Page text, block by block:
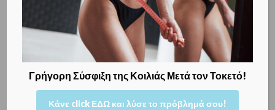
Δρ ΜΕΝΕΛΑΟΣ ΚΩΝ. ΛΥΓΝΟΣ, MSc, PhD
ΜΑΙΕΥΤΗΡ ΧΕΙΡΟΥΡΓΟΣ ΓΥΝΑΙΚΟΛΟΓΟΣ
Master of Science University College London
Διδάκτωρ Μαιευτικής Γυναικολογίας
Ενδεικτική βιβλιογραφία
ACOG CommitteeOpinion No. 462:Moderate caffeine consumption
Γρήγορη Σύσφιξη της Κοιλιάς Μετά τον Τοκετό!
Κάνε click ΕΔΩ και λύσε το πρόβλημά σου!